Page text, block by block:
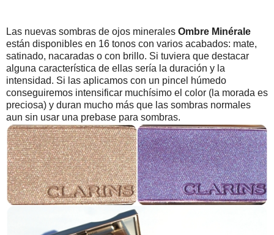
Las nuevas sombras de ojos minerales Ombre Minérale
están disponibles en 16 tonos con varios acabados: mate,
satinado, nacaradas o con brillo. Si tuviera que destacar
alguna característica de ellas sería la duración y la
intensidad. Si las aplicamos con un pincel húmedo
conseguiremos intensificar muchísimo el color (la morada es
preciosa) y duran mucho más que las sombras normales
aun sin usar una prebase para sombras.